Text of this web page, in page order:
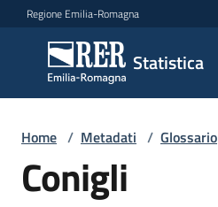
Vai al contenuto
Vai alla navigazione
Vai al footer
Regione Emilia-Romagna
Statistica
Statistica
Novità
Home / Metadati / Glossario
Conigli